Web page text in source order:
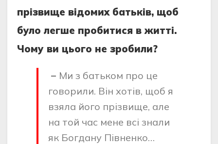
прізвище відомих батьків, щоб
було легше пробитися в житті.
Чому ви цього не зробили?
– Ми з батьком про це
говорили. Він хотів, щоб я
взяла його прізвище, але
на той час мене всі знали
як Богдану Півненко…